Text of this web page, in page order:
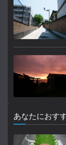
あなたにおす